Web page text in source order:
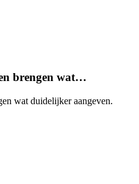
brengen wat…
wat duidelijker aangeven.